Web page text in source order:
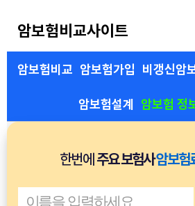
암보험비교사이트
암보험비교 암보험가입 비갱신암
암보험설계 암보험 정
한번에 주요 보험사암보험